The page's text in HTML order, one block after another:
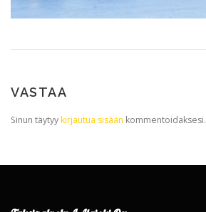
VASTAA
Sinun täytyykirjautua sisään kommentoidaksesi.